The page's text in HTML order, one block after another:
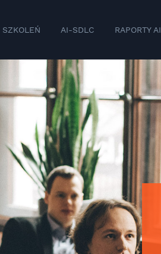
SZKOLEŃ AI-SDLC RAPORTY AI